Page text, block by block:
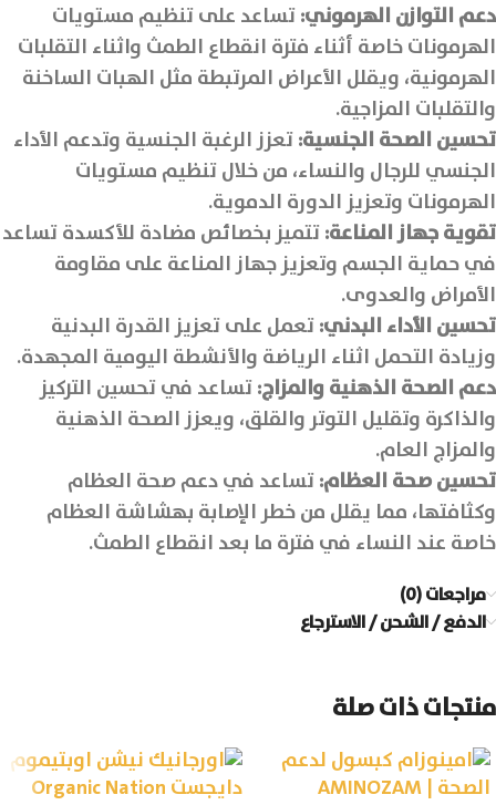
دعم التوازن الهرموني:تساعد على تنظيم مستويات
الهرمونات خاصة أثناء فترة انقطاع الطمث واثناء التقلبات
الهرمونية، ويقلل الأعراض المرتبطة مثل الهبات الساخنة
والتقلبات المزاجية.
تحسين الصحة الجنسية:تعزز الرغبة الجنسية وتدعم الأداء
الجنسي للرجال والنساء، من خلال تنظيم مستويات
الهرمونات وتعزيز الدورة الدموية.
تقوية جهاز المناعة:تتميز بخصائص مضادة للأكسدة تساعد
في حماية الجسم وتعزيز جهاز المناعة على مقاومة
الأمراض والعدوى.
تحسين الأداء البدني:تعمل على تعزيز القدرة البدنية
وزيادة التحمل اثناء الرياضة والأنشطة اليومية المجهدة.
دعم الصحة الذهنية والمزاج:تساعد في تحسين التركيز
والذاكرة وتقليل التوتر والقلق، ويعزز الصحة الذهنية
والمزاج العام.
تحسين صحة العظام:تساعد في دعم صحة العظام
وكثافتها، مما يقلل من خطر الإصابة بهشاشة العظام
خاصة عند النساء في فترة ما بعد انقطاع الطمث.
مراجعات (0)
الدفع / الشحن / الاسترجاع
منتجات ذات صلة